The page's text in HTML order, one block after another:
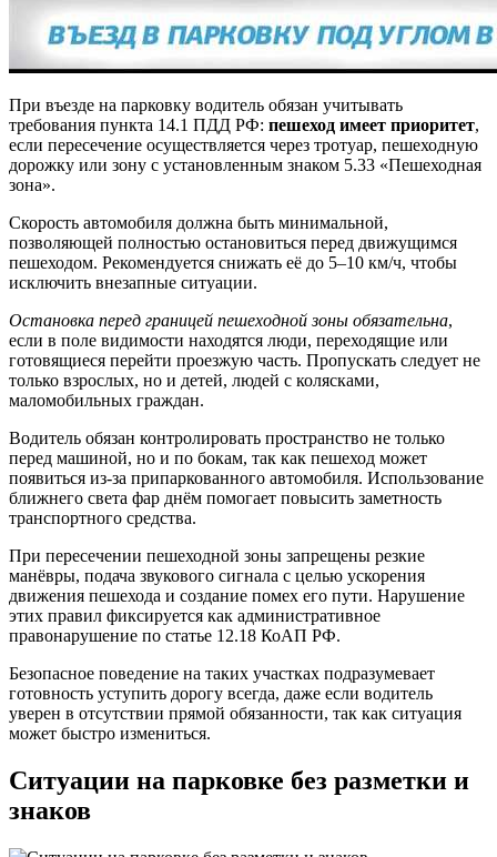
При въезде на парковку водитель обязан учитывать
требования пункта 14.1 ПДД РФ: пешеход имеет приоритет,
если пересечение осуществляется через тротуар, пешеходную
дорожку или зону с установленным знаком 5.33 «Пешеходная
зона».
Скорость автомобиля должна быть минимальной,
позволяющей полностью остановиться перед движущимся
пешеходом. Рекомендуется снижать её до 5–10 км/ч, чтобы
исключить внезапные ситуации.
Остановка перед границей пешеходной зоны обязательна,
если в поле видимости находятся люди, переходящие или
готовящиеся перейти проезжую часть. Пропускать следует не
только взрослых, но и детей, людей с колясками,
маломобильных граждан.
Водитель обязан контролировать пространство не только
перед машиной, но и по бокам, так как пешеход может
появиться из-за припаркованного автомобиля. Использование
ближнего света фар днём помогает повысить заметность
транспортного средства.
При пересечении пешеходной зоны запрещены резкие
манёвры, подача звукового сигнала с целью ускорения
движения пешехода и создание помех его пути. Нарушение
этих правил фиксируется как административное
правонарушение по статье 12.18 КоАП РФ.
Безопасное поведение на таких участках подразумевает
готовность уступить дорогу всегда, даже если водитель
уверен в отсутствии прямой обязанности, так как ситуация
может быстро измениться.
Ситуации на парковке без разметки и
знаков